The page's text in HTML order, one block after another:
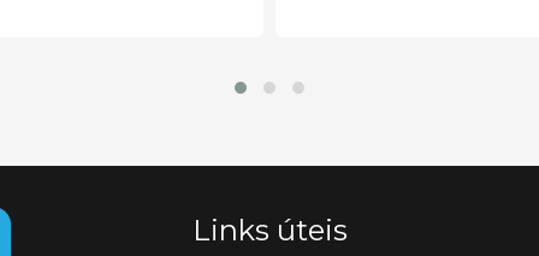
Links úteis